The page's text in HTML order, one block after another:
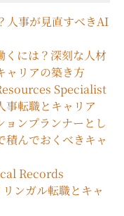
人事が見直すべきAI
くには？深刻な人材
ャリアの築き方
Specialist
事転職とキャリア
ョンプランナーとし
積んでおくべきキャ
Records
ンガル転職とキャ